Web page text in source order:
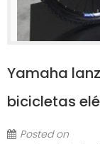
Yamaha
bicicletas
Posted on